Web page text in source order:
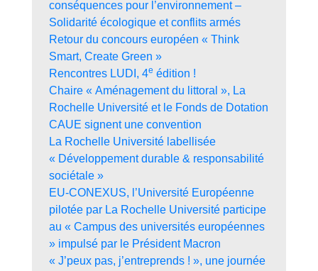
conséquences pour l’environnement –
Solidarité écologique et conflits armés
Retour du concours européen « Think
Smart, Create Green »
Rencontres LUDI, 4e édition !
Chaire « Aménagement du littoral », La
Rochelle Université et le Fonds de Dotation
CAUE signent une convention
La Rochelle Université labellisée
« Développement durable & responsabilité
sociétale »
EU-CONEXUS, l’Université Européenne
pilotée par La Rochelle Université participe
au « Campus des universités européennes
» impulsé par le Président Macron
« J’peux pas, j’entreprends ! », une journée